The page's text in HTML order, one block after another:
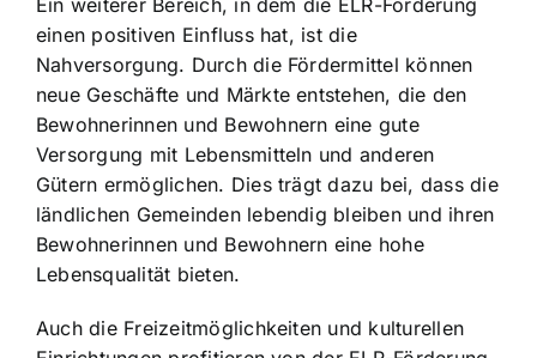
einen positiven Einfluss hat, ist die
Nahversorgung. Durch die Fördermittel können
neue Geschäfte und Märkte entstehen, die den
Bewohnerinnen und Bewohnern eine gute
Versorgung mit Lebensmitteln und anderen
Gütern ermöglichen. Dies trägt dazu bei, dass die
ländlichen Gemeinden lebendig bleiben und ihren
Bewohnerinnen und Bewohnern eine hohe
Lebensqualität bieten.
Auch die Freizeitmöglichkeiten und kulturellen